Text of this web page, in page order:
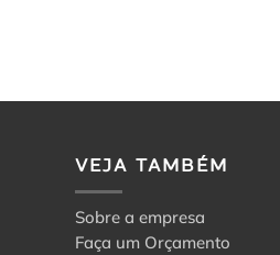
VEJA TAMBÉM
Sobre a empresa
Faça um Orçamento